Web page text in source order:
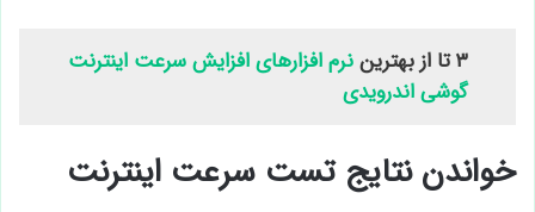
۳ تا از بهترین
نرم افزارهای افزایش سرعت اینترنت
گوشی اندرویدی
خواندن نتایج تست سرعت اینترنت